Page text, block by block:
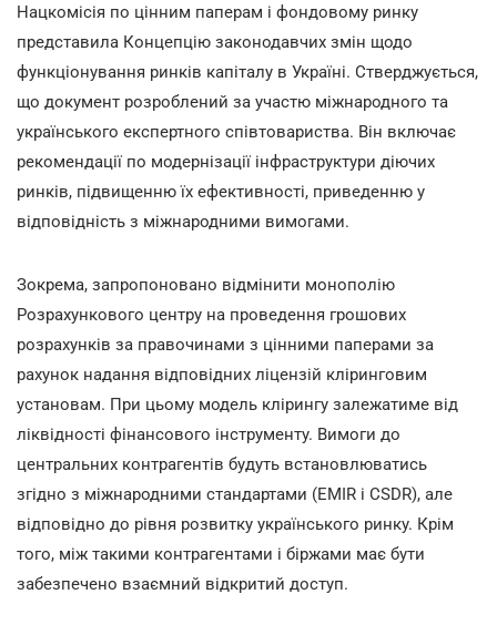
Нацкомісія по цінним паперам і фондовому ринку
представила Концепцію законодавчих змін щодо
функціонування ринків капіталу в Україні. Стверджується,
що документ розроблений за участю міжнародного та
українського експертного співтовариства. Він включає
рекомендації по модернізації інфраструктури діючих
ринків, підвищенню їх ефективності, приведенню у
відповідність з міжнародними вимогами.
Зокрема, запропоновано відмінити монополію
Розрахункового центру на проведення грошових
розрахунків за правочинами з цінними паперами за
рахунок надання відповідних ліцензій кліринговим
установам. При цьому модель клірингу залежатиме від
ліквідності фінансового інструменту. Вимоги до
центральних контрагентів будуть встановлюватись
згідно з міжнародними стандартами (EMIR і CSDR), але
відповідно до рівня розвитку українського ринку. Крім
того, між такими контрагентами і біржами має бути
забезпечено взаємний відкритий доступ.